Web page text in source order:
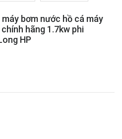
bơm nước hồ cá máy
hãng 1.7kw phi
HP